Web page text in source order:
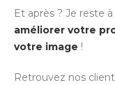
Et après ? Je reste
améliorer votre
votre image !
Retrouvez nos